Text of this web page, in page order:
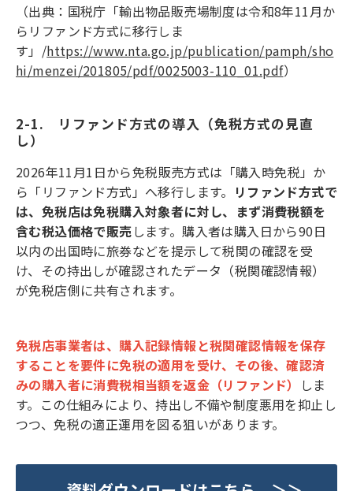
（出典：国税庁「輸出物品販売場制度は令和8年11月か
らリファンド方式に移行しま
す」/https://www.nta.go.jp/publication/pamph/sho
hi/menzei/201805/pdf/0025003-110_01.pdf）
2-1.　リファンド方式の導入（免税方式の見直
し）
2026年11月1日から免税販売方式は「購入時免税」か
ら「リファンド方式」へ移行します。 リファンド方式で
は、免税店は免税購入対象者に対し、まず消費税額を
含む税込価格で販売します。購入者は購入日から90日
以内の出国時に旅券などを提示して税関の確認を受
け、その持出しが確認されたデータ（税関確認情報）
が免税店側に共有されます。
免税店事業者は、購入記録情報と税関確認情報を保存
することを要件に免税の適用を受け、その後、確認済
みの購入者に消費税相当額を返金（リファンド）
しま
す。この仕組みにより、持出し不備や制度悪用を抑止し
つつ、免税の適正運用を図る狙いがあります。